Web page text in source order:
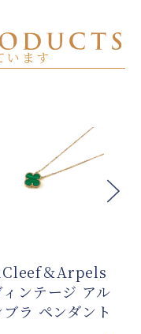
います
＆Arpels
ンテージ アル
ラ ペンダント